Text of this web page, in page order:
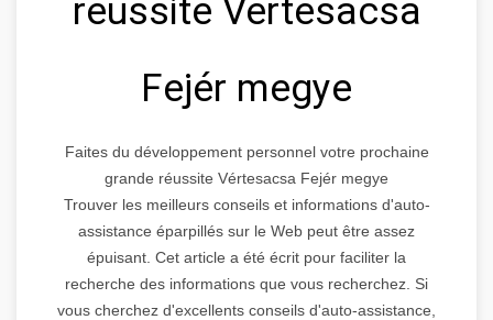
réussite Vértesacsa
Fejér megye
Faites du développement personnel votre prochaine
grande réussite Vértesacsa Fejér megye
Trouver les meilleurs conseils et informations d'auto-
assistance éparpillés sur le Web peut être assez
épuisant. Cet article a été écrit pour faciliter la
recherche des informations que vous recherchez. Si
vous cherchez d'excellents conseils d'auto-assistance,